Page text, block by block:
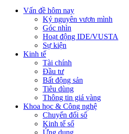
Vấn đề hôm nay
Kỷ nguyên vươn mình
Góc nhìn
Hoạt động IDE/VUSTA
Sự kiện
Kinh tế
Tài chính
Đầu tư
Bất động sản
Tiêu dùng
Thông tin giá vàng
Khoa học & Công nghệ
Chuyển đổi số
Kinh tế số